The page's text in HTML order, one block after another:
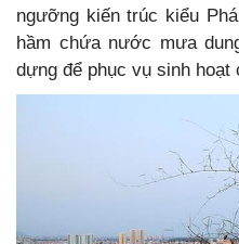
ngưỡng kiến trúc kiểu
hầm chứa nước mưa
dựng để phục vụ sinh hoạt